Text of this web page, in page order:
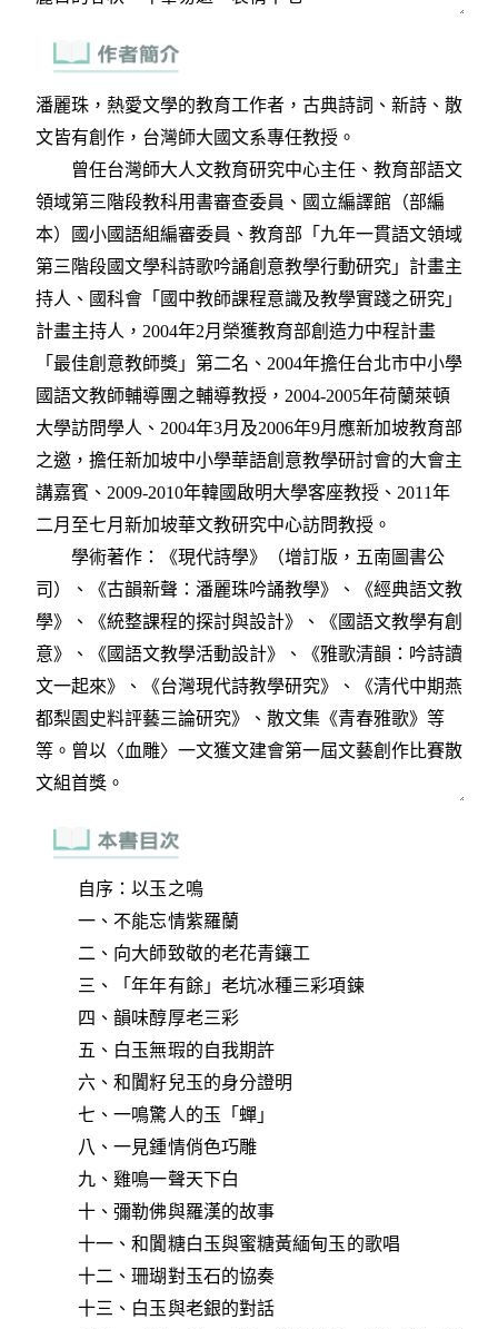
自序：以玉之鳴
一、不能忘情紫羅蘭
二、向大師致敬的老花青鑲工
三、「年年有餘」老坑冰種三彩項鍊
四、韻味醇厚老三彩
五、白玉無瑕的自我期許
六、和闐籽兒玉的身分證明
七、一鳴驚人的玉「蟬」
八、一見鍾情俏色巧雕
九、雞鳴一聲天下白
十、彌勒佛與羅漢的故事
十一、和闐糖白玉與蜜糖黃緬甸玉的歌唱
十二、珊瑚對玉石的協奏
十三、白玉與老銀的對話